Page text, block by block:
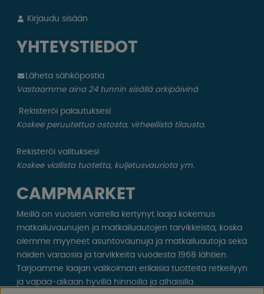
Kirjaudu sisään
YHTEYSTIEDOT
Läheta sähköpostia
Vastaamme aina 24 tunnin sisällä arkipäivinä
Rekisteröi palautuksesi
Koskee peruutettua ostosta, virheellistä tilausta.
Rekisteröi valituksesi
Koskee viallista tuotetta, kuljetusvauriota ym.
CAMPMARKET
Meillä on vuosien varrella kertynyt laaja kokemus
matkailuvaunujen ja matkailuautojen tarvikkeista, koska
olemme myyneet asuntovaunuja ja matkailuautoja sekä
näiden varaosia ja tarvikkeita vuodesta 1968 lähtien.
Tarjoamme laajan valikoiman erilaisia ​​tuotteita retkeilyyn
ja vapaa-aikaan hyvillä hinnoilla ja alhaisilla